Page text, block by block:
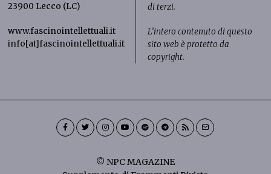
23900 Lecco (LC)
www.fascinointellettuali.it
info[at]fascinointellettuali.it
di terzi.
L’intero contenuto di questo
sito web è protetto da
copyright.
© NPC MAGAZINE